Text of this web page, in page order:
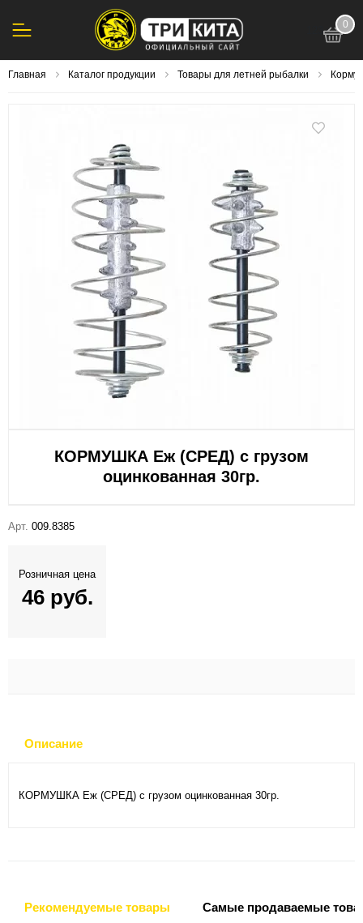
0
Главная Каталог продукции Товары для летней рыбалки
КОРМУШКА Еж (СРЕД) с грузом
оцинкованная 30гр.
Арт. 009.8385
Розничная цена
46 руб.
Описание
КОРМУШКА Еж (СРЕД) с грузом оцинкованная 30гр.
Рекомендуемые товары Самые продаваемые